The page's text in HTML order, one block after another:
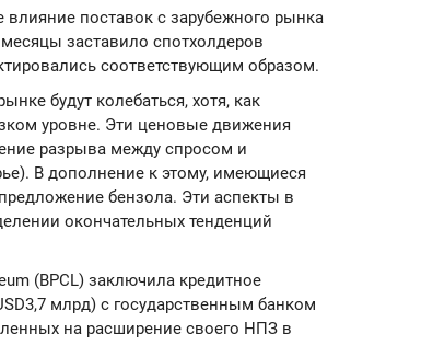
поставок с зарубежного рынка
заставило спотхолдеров
соответствующим образом.
будут колебаться, хотя, как
уровне. Эти ценовые движения
разрыва между спросом и
В дополнение к этому, имеющиеся
бензола. Эти аспекты в
окончательных тенденций
(BPCL) заключила кредитное
млрд) с государственным банком
на расширение своего НПЗ в